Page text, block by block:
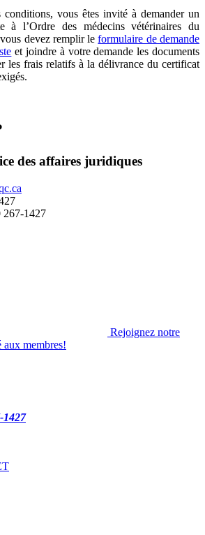
conditions, vous êtes invité à demander un
à l’Ordre des médecins vétérinaires du
devez remplir leformulaire de demande
et joindre à votre demande les documents
les frais relatifs à la délivrance du certificat
des affaires juridiques
267-1427
Rejoignez notre
aux membres!
1427